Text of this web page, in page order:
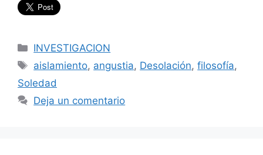
Categorías
INVESTIGACION
Etiquetas
aislamiento, angustia, Desolación,filosofía,
Soledad
Deja un comentario